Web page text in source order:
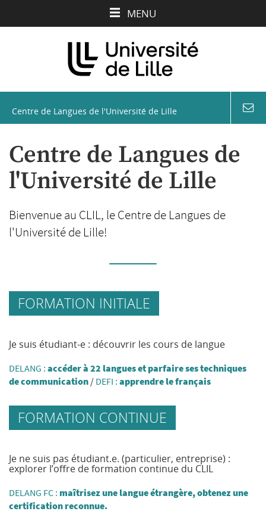
MENU
Centre de Langues de l'Université de Lille
&
Centre de Langues de
l'Université de Lille
Bienvenue au CLIL, le Centre de Langues de
l'Université de Lille!
FORMATION INITIALE
Je suis étudiant-e : découvrir les cours de langue
DELANG : accéder à 22 langues et parfaire ses techniques
de communication / DEFI : apprendre le français
FORMATION CONTINUE
Je ne suis pas étudiant.e. (particulier, entreprise) :
explorer l’offre de formation continue du CLIL
DELANG FC : maîtrisez une langue étrangère, obtenez une
certification reconnue.